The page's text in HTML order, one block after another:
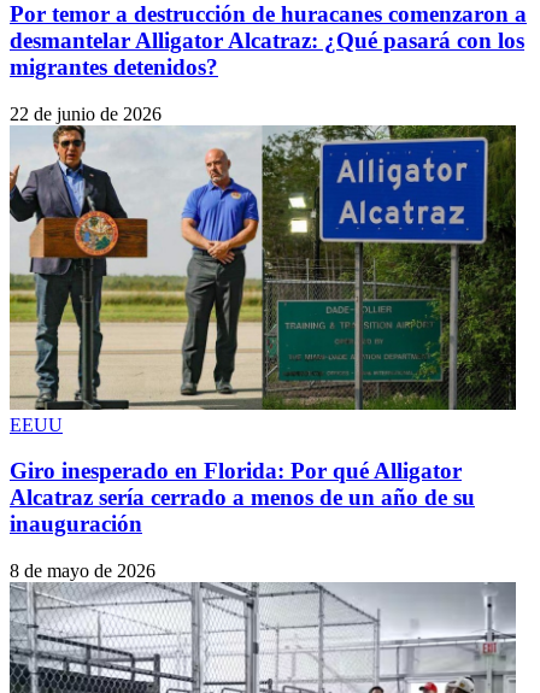
Por temor a destrucción de huracanes comenzaron a
desmantelar Alligator Alcatraz: ¿Qué pasará con los
migrantes detenidos?
22 de junio de 2026
EEUU
Giro inesperado en Florida: Por qué Alligator
Alcatraz sería cerrado a menos de un año de su
inauguración
8 de mayo de 2026